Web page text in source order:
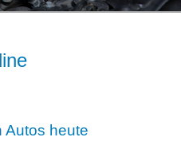
Autos heute